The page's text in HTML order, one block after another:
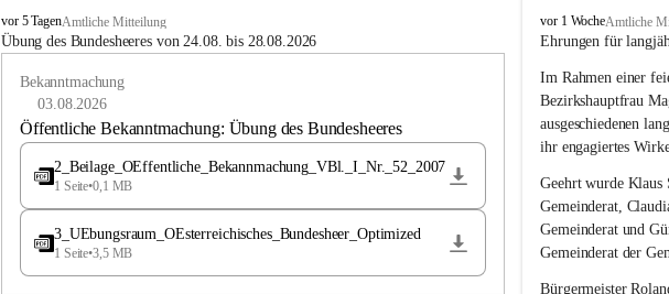
B
u
vor 5 TagenAmtliche Mitteilung
Übung des Bundesheeres von 24.08. bis 28.08.2026
Bekanntmachung
03.08.2026
Öffentliche Bekanntmachung: Übung des Bundesheeres
2_Beilage_OEffentliche_Bekannmachung_VBl._I_Nr._52_2007
1 Seite•0,1 MB
3_UEbungsraum_OEsterreichisches_Bundesheer_Optimized
1 Seite•3,5 MB
B
u
h
-
S
t
M
a
g
d
a
l
vor 1 WocheAmtliche
Ehrungen für
Im Rahmen einer
Bezirkshauptfrau
ausgeschiedenen
ihr engagiertes
Geehrt wurde Klaus
Gemeinderat,
Gemeinderat und
Gemeinderat der
Bürgermeister